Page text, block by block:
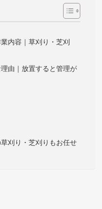
内容｜草刈り・芝刈
由｜放置すると管理が
刈り・芝刈りもお任せ